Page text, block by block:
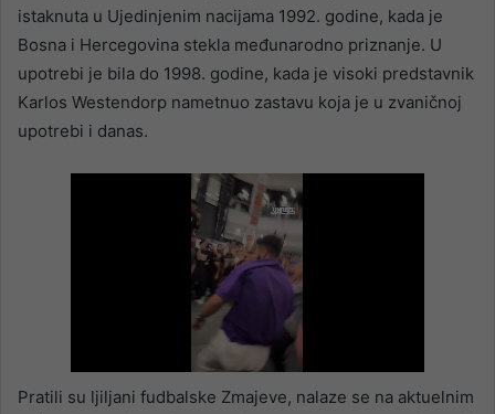
istaknuta u Ujedinjenim nacijama 1992. godine, kada je
Bosna i Hercegovina stekla međunarodno priznanje. U
upotrebi je bila do 1998. godine, kada je visoki predstavnik
Karlos Westendorp nametnuo zastavu koja je u zvaničnoj
upotrebi i danas.
Pratili su ljiljani fudbalske Zmajeve, nalaze se na aktuelnim